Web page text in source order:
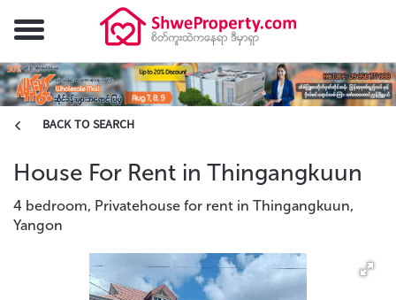
House For Rent in Thingangkuun
4 bedroom, Privatehouse for rent in Thingangkuun,
Yangon
BACK TO SEARCH